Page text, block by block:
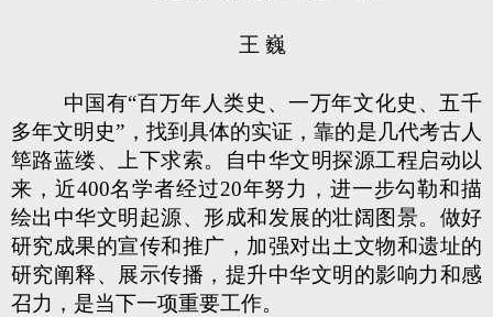
王 巍
中国有“百万年人类史、一万年文化史、五千
多年文明史”，找到具体的实证，靠的是几代考古人
筚路蓝缕、上下求索。自中华文明探源工程启动以
来，近400名学者经过20年努力，进一步勾勒和描
绘出中华文明起源、形成和发展的壮阔图景。做好
研究成果的宣传和推广，加强对出土文物和遗址的
研究阐释、展示传播，提升中华文明的影响力和感
召力，是当下一项重要工作。